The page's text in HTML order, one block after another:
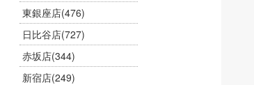
東銀座店(476)
日比谷店(727)
赤坂店(344)
新宿店(249)